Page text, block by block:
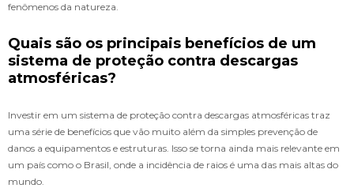
fenômenos da natureza.
Quais são os principais benefícios de um
sistema de proteção contra descargas
atmosféricas?
Investir em um sistema de proteção contra descargas atmosféricas traz
uma série de benefícios que vão muito além da simples prevenção de
danos a equipamentos e estruturas. Isso se torna ainda mais relevante em
um país como o Brasil, onde a incidência de raios é uma das mais altas do
mundo.